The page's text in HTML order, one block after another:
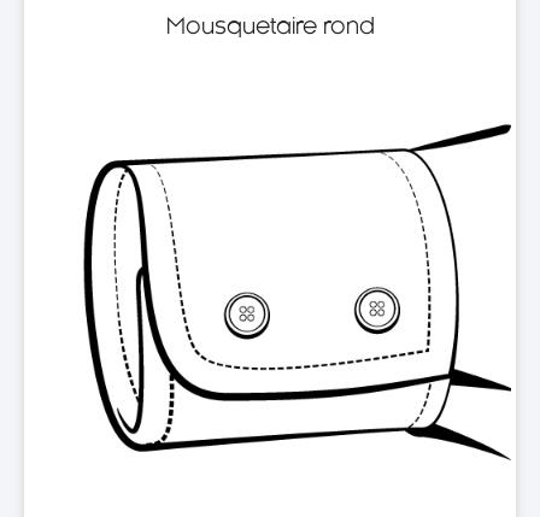
Mousquetaire rond